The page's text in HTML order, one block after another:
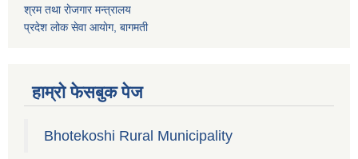
श्रम तथा राेजगार मन्त्रालय
प्रदेश लोक सेवा आयाेग, बागमती
हाम्रो फेसबुक पेज
Bhotekoshi Rural Municipality